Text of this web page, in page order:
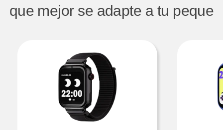
que mejor se adapte a tu peque